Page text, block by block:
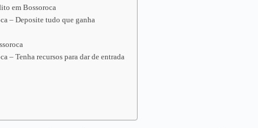
em Bossoroca
– Deposite tudo que ganha
– Tenha recursos para dar de entrada